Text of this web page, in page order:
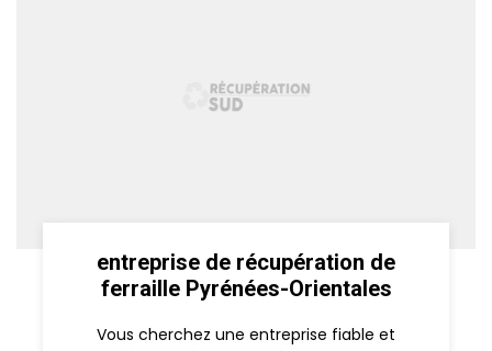
entreprise de récupération de
ferraille Pyrénées-Orientales
Vous cherchez une entreprise fiable et